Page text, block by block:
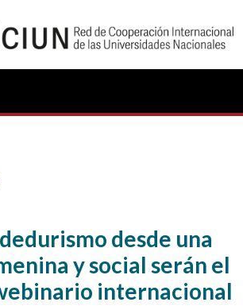
desde una
y social serán el
internacional